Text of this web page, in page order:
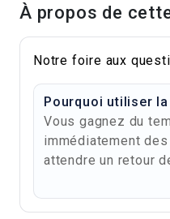
À propos de
Notre foire aux
Pourquoi utiliser la
Vous gagnez du
immédiatement
attendre un retour